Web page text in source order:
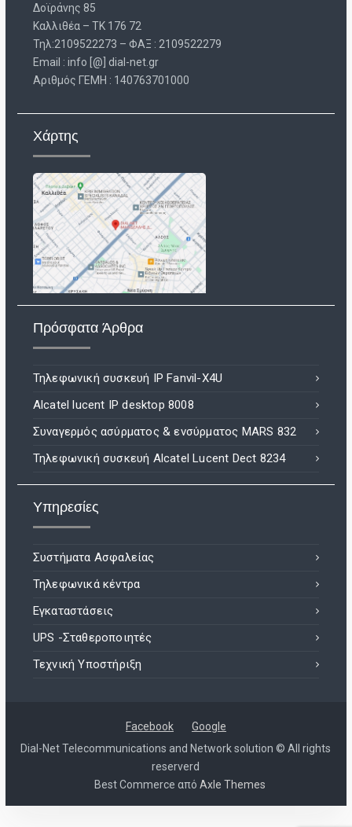
Δοϊράνης 85
Καλλιθέα – ΤΚ 176 72
Τηλ:2109522273 – ΦΑΞ : 2109522279
Email : info [@] dial-net.gr
Aριθμός ΓΕΜΗ : 140763701000
Χάρτης
Πρόσφατα Άρθρα
Τηλεφωνική συσκευή IP Fanvil-X4U
Alcatel lucent IP desktop 8008
Συναγερμός ασύρματος & ενσύρματος MARS 832
Τηλεφωνική συσκευή Alcatel Lucent Dect 8234
Υπηρεσίες
Συστήματα Ασφαλείας
Τηλεφωνικά κέντρα
Εγκαταστάσεις
UPS -Σταθεροποιητές
Τεχνική Υποστήριξη
Facebook
Google
Dial-Net Telecommunications and Network solution © All rights
reserverd
Best Commerce από Axle Themes